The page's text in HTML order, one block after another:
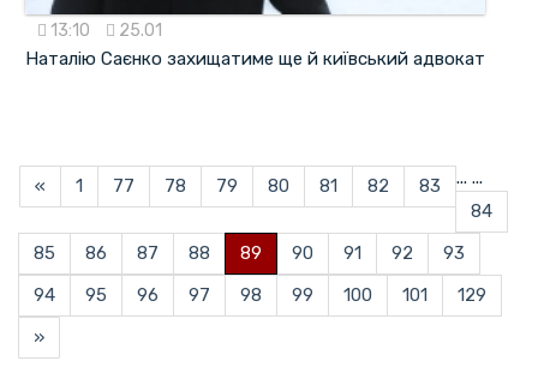
13:10 25.01
Наталію Саєнко захищатиме ще й київський адвокат
« 1 ...
77 78 79 80 81 82
83
84
85
86 87 88 89 90 91 92
93
94
95 96 97 98 99 100 101
...
129
»